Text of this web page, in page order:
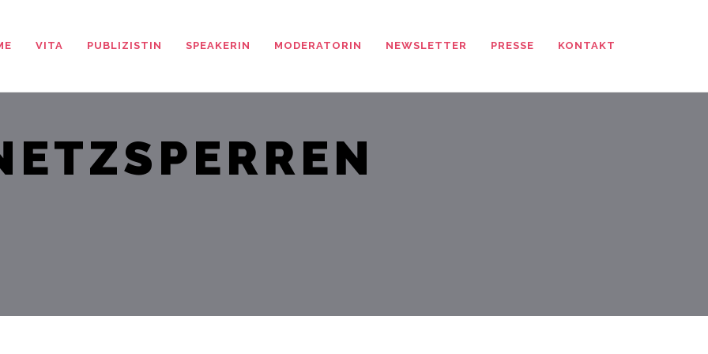
VITA PUBLIZISTIN SPEAKERIN MODERATORIN NEWSLETTER PRESSE KONTAKT